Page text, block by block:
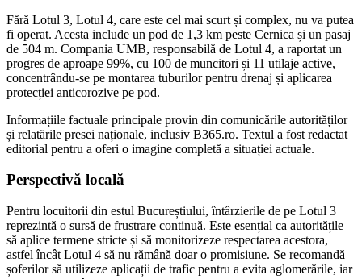
Fără Lotul 3, Lotul 4, care este cel mai scurt și complex, nu va putea
fi operat. Acesta include un pod de 1,3 km peste Cernica și un pasaj
de 504 m. Compania UMB, responsabilă de Lotul 4, a raportat un
progres de aproape 99%, cu 100 de muncitori și 11 utilaje active,
concentrându-se pe montarea tuburilor pentru drenaj și aplicarea
protecției anticorozive pe pod.
Informațiile factuale principale provin din comunicările autorităților
și relatările presei naționale, inclusiv B365.ro. Textul a fost redactat
editorial pentru a oferi o imagine completă a situației actuale.
Perspectivă locală
Pentru locuitorii din estul Bucureștiului, întârzierile de pe Lotul 3
reprezintă o sursă de frustrare continuă. Este esențial ca autoritățile
să aplice termene stricte și să monitorizeze respectarea acestora,
astfel încât Lotul 4 să nu rămână doar o promisiune. Se recomandă
șoferilor să utilizeze aplicații de trafic pentru a evita aglomerările, iar